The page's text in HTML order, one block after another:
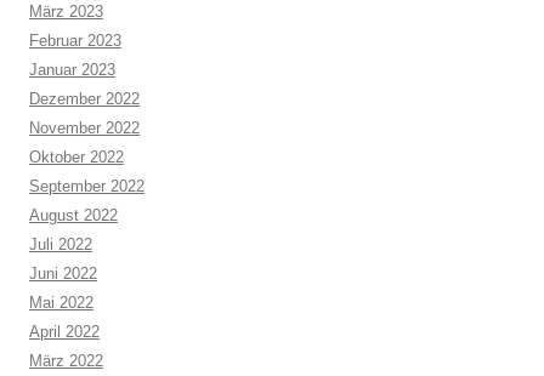
März 2023
Februar 2023
Januar 2023
Dezember 2022
November 2022
Oktober 2022
September 2022
August 2022
Juli 2022
Juni 2022
Mai 2022
April 2022
März 2022